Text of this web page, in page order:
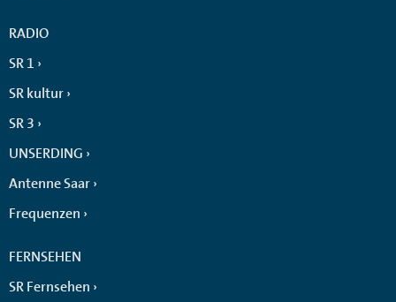
RADIO
SR 1
SR kultur
SR 3
UNSERDING
Antenne Saar
Frequenzen
FERNSEHEN
SR Fernsehen